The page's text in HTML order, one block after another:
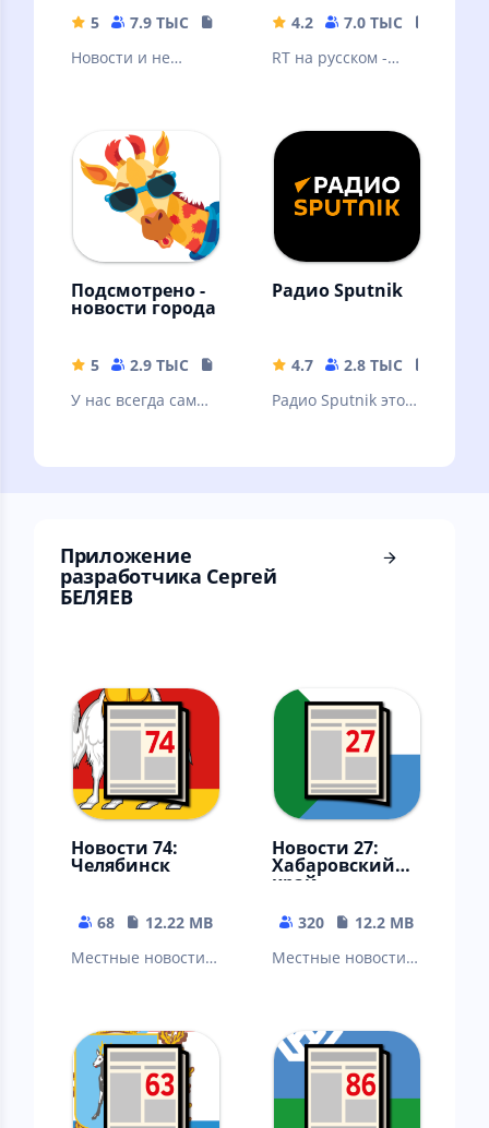
5 7.9 ТЫС
19.2 MB
Новости и не
4.2 7.0 ТЫС
RT на русском -
на Украине и в
мире
Подсмотрено -
новости города
5 2.9 ТЫС
17.36 MB
У нас всегда самые
Радио Sputnik
4.7 2.8 ТЫС
Радио Sputnik это
Приложение
разработчика Сергей
БЕЛЯЕВ
Новости 74:
Челябинск
68
12.22 MB
Местные новости:
Златоуст, Миасс,
Копейск, Озерск…
Новости 27:
Хабаровский
край
320
12.2 MB
Местные новости:
Амуре, Амурск,
Советская Гавань…